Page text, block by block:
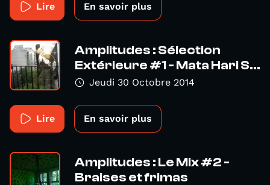
Lire En savoir plus
Amplitudes : Sélection
Extérieure #1 - Mata Hari S...
Jeudi 30 Octobre 2014
Lire En savoir plus
Amplitudes : Le Mix #2 -
Braises et frimas